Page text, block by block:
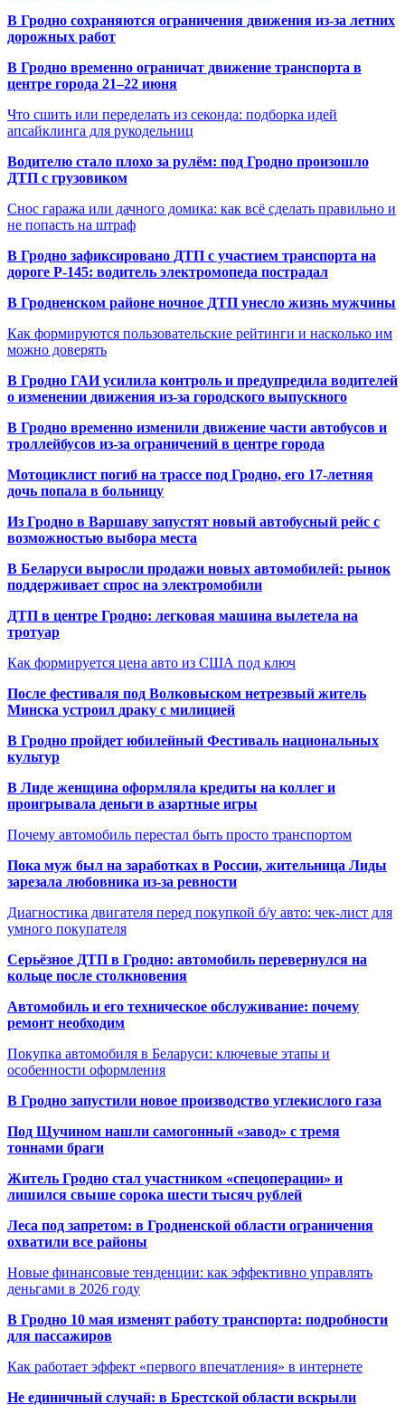
В Гродно сохраняются ограничения движения из-за летних
дорожных работ
В Гродно временно ограничат движение транспорта в
центре города 21–22 июня
Что сшить или переделать из секонда: подборка идей
апсайклинга для рукодельниц
Водителю стало плохо за рулём: под Гродно произошло
ДТП с грузовиком
Снос гаража или дачного домика: как всё сделать правильно и
не попасть на штраф
В Гродно зафиксировано ДТП с участием транспорта на
дороге Р-145: водитель электромопеда пострадал
В Гродненском районе ночное ДТП унесло жизнь мужчины
Как формируются пользовательские рейтинги и насколько им
можно доверять
В Гродно ГАИ усилила контроль и предупредила водителей
о изменении движения из-за городского выпускного
В Гродно временно изменили движение части автобусов и
троллейбусов из-за ограничений в центре города
Мотоциклист погиб на трассе под Гродно, его 17-летняя
дочь попала в больницу
Из Гродно в Варшаву запустят новый автобусный рейс с
возможностью выбора места
В Беларуси выросли продажи новых автомобилей: рынок
поддерживает спрос на электромобили
ДТП в центре Гродно: легковая машина вылетела на
тротуар
Как формируется цена авто из США под ключ
После фестиваля под Волковыском нетрезвый житель
Минска устроил драку с милицией
В Гродно пройдет юбилейный Фестиваль национальных
культур
В Лиде женщина оформляла кредиты на коллег и
проигрывала деньги в азартные игры
Почему автомобиль перестал быть просто транспортом
Пока муж был на заработках в России, жительница Лиды
зарезала любовника из-за ревности
Диагностика двигателя перед покупкой б/у авто: чек-лист для
умного покупателя
Серьёзное ДТП в Гродно: автомобиль перевернулся на
кольце после столкновения
Автомобиль и его техническое обслуживание: почему
ремонт необходим
Покупка автомобиля в Беларуси: ключевые этапы и
особенности оформления
В Гродно запустили новое производство углекислого газа
Под Щучином нашли самогонный «завод» с тремя
тоннами браги
Житель Гродно стал участником «спецоперации» и
лишился свыше сорока шести тысяч рублей
Леса под запретом: в Гродненской области ограничения
охватили все районы
Новые финансовые тенденции: как эффективно управлять
деньгами в 2026 году
В Гродно 10 мая изменят работу транспорта: подробности
для пассажиров
Как работает эффект «первого впечатления» в интернете
Не единичный случай: в Брестской области вскрыли